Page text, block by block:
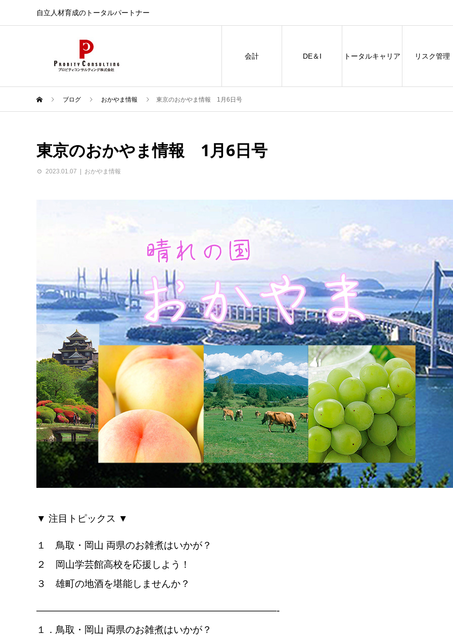
自立人材育成のトータルパートナー
会計 DE＆I トータルキャリア リスク管理
ブログ おかやま情報 東京のおかやま情報 1月6日号
東京のおかやま情報 1月6日号
2023.01.07 おかやま情報
▼ 注目トピックス ▼
１ 鳥取・岡山 両県のお雑煮はいかが？
２ 岡山学芸館高校を応援しよう！
３ 雄町の地酒を堪能しませんか？
—————————————————————————-
１．鳥取・岡山 両県のお雑煮はいかが？